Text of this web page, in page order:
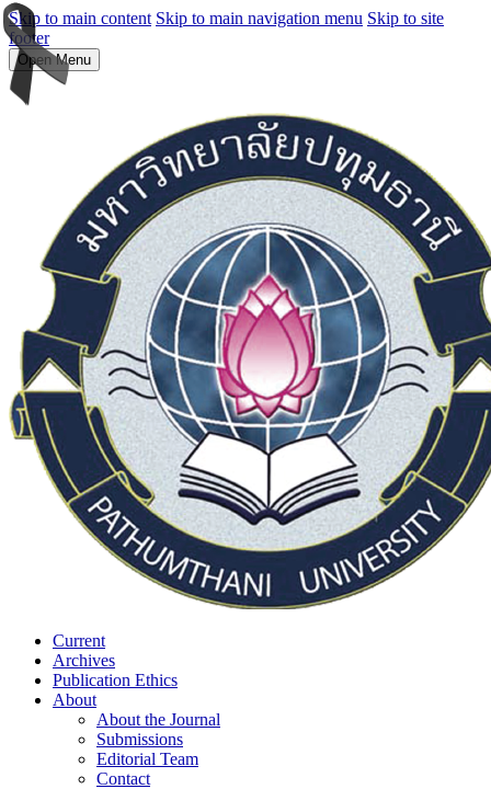
Skip to main content Skip to main navigation menu Skip to site
footer
Open Menu
Current
Archives
Publication Ethics
About
About the Journal
Submissions
Editorial Team
Contact